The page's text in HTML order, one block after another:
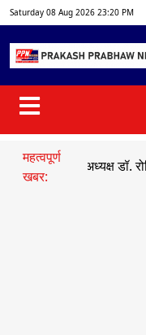
Saturday 08 Aug 2026 23:20 PM
महत्वपूर्ण
खबर:
प्रदेश अध्यक्ष डॉ. रोहित